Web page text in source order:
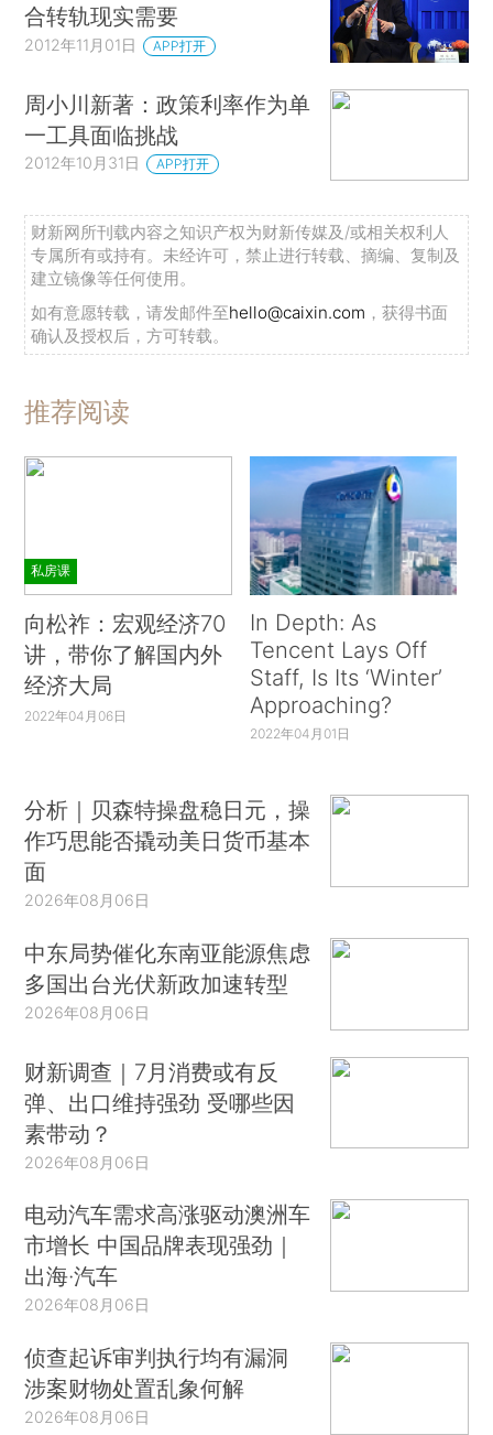
合转轨现实需要
2012年11月01日 APP打开
周小川新著：政策利率作为单
一工具面临挑战
2012年10月31日 APP打开
财新网所刊载内容之知识产权为财新传媒及/或相关权利人
专属所有或持有。未经许可，禁止进行转载、摘编、复制及
建立镜像等任何使用。
如有意愿转载，请发邮件至hello@caixin.com ，获得书面
确认及授权后，方可转载。
推荐阅读
私房课
向松祚：宏观经济70
讲，带你了解国内外
经济大局
2022年04月06日
In Depth: As
Tencent Lays Off
Staff, Is Its ‘Winter’
Approaching?
2022年04月01日
分析｜贝森特操盘稳日元，操
作巧思能否撬动美日货币基本
面
2026年08月06日
中东局势催化东南亚能源焦虑
多国出台光伏新政加速转型
2026年08月06日
财新调查｜7月消费或有反
弹、出口维持强劲 受哪些因
素带动？
2026年08月06日
电动汽车需求高涨驱动澳洲车
市增长 中国品牌表现强劲｜
出海·汽车
2026年08月06日
侦查起诉审判执行均有漏洞
涉案财物处置乱象何解
2026年08月06日